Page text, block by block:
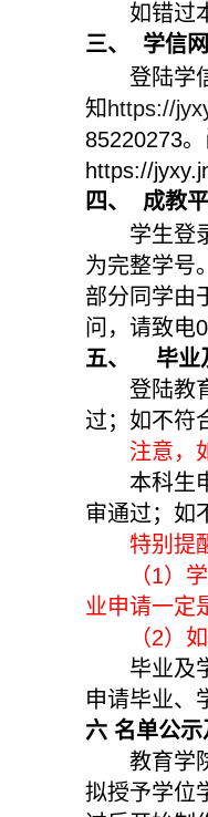
如错过
三、
学信
登陆学
知 https://
85220273
https://
四、
成教
学生登
为完整学号
部分同学由
问，请致电
五、 毕业
登陆教
过；如不符
注意，
本科生
审通过；如
特别提
（1）
业申请一定
（2）
毕业及
申请毕业、
六 名单公
教育学
拟授予学位